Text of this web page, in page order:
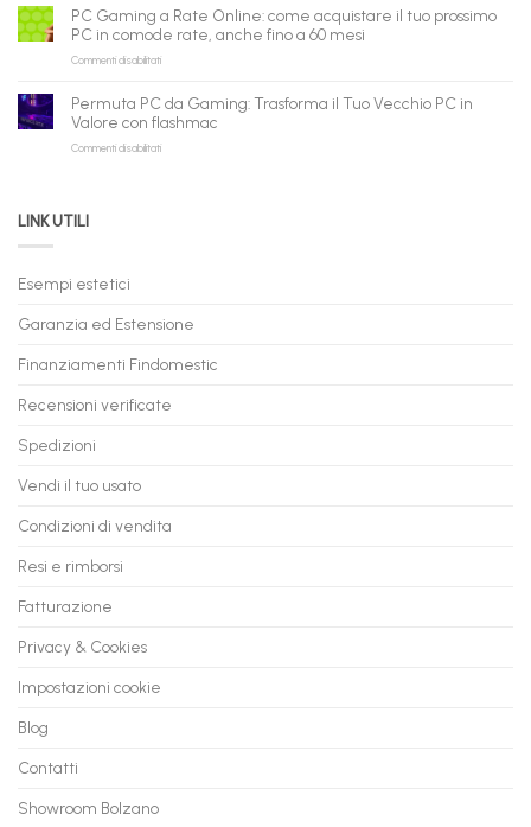
può
fare
shopping
qui
B2B
flashmac
per
in
Pronta
Consegna
Nuovi
Ricondizionati,
Spedizione
PC Gaming a Rate Online: come acquistare il tuo prossimo
PC in comode rate, anche fino a 60 mesi
Commenti disabilitatisu
a
Rate
Online:
anche
a
Permuta PC da Gaming: Trasforma il Tuo Vecchio PC in
Valore con flashmac
Commenti disabilitatisu
in
con
LINK UTILI
Esempi estetici
Garanzia ed Estensione
Finanziamenti Findomestic
Recensioni verificate
Spedizioni
Vendi il tuo usato
Condizioni di vendita
Resi e rimborsi
Fatturazione
Privacy & Cookies
Impostazioni cookie
Blog
Contatti
Showroom Bolzano